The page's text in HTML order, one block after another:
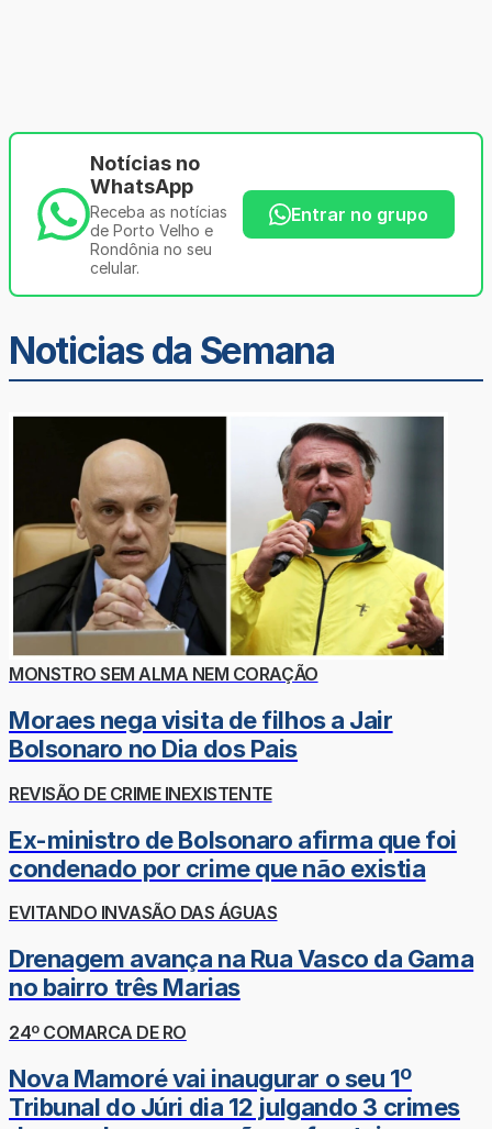
Notícias no
WhatsApp
Receba as notícias
de Porto Velho e
Rondônia no seu
celular.
Entrar no grupo
Noticias da Semana
MONSTRO SEM ALMA NEM CORAÇÃO
Moraes nega visita de filhos a Jair
Bolsonaro no Dia dos Pais
REVISÃO DE CRIME INEXISTENTE
Ex-ministro de Bolsonaro afirma que foi
condenado por crime que não existia
EVITANDO INVASÃO DAS ÁGUAS
Drenagem avança na Rua Vasco da Gama
no bairro três Marias
24º COMARCA DE RO
Nova Mamoré vai inaugurar o seu 1º
Tribunal do Júri dia 12 julgando 3 crimes